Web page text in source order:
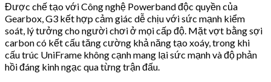
Được chế tạo với Công nghệ Powerband độc quyền của
Gearbox, G3 kết hợp cảm giác dễ chịu với sức mạnh kiểm
soát, lý tưởng cho người chơi ở mọi cấp độ. Mặt vợt bằng sợi
carbon có kết cấu tăng cường khả năng tạo xoáy, trong khi
cấu trúc UniFrame không cạnh mang lại sức mạnh và độ phản
hồi đáng kinh ngạc qua từng trận đấu.